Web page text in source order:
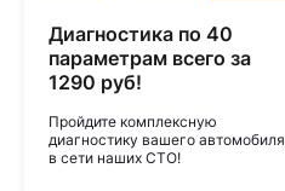
Диагностика по 40
параметрам всего за
1290 руб!
Пройдите комплексную
диагностику вашего автомобиля
в сети наших СТО!